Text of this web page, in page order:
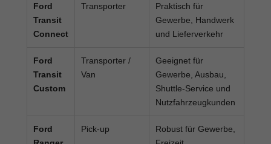
Ford
Transit
Connect
Transporter
Praktisch für
Gewerbe, Handwerk
und Lieferverkehr
Ford
Transit
Custom
Transporter /
Van
Geeignet für
Gewerbe, Ausbau,
Shuttle-Service und
Nutzfahrzeugkunden
Ford
Pick-up
Robust für Gewerbe,